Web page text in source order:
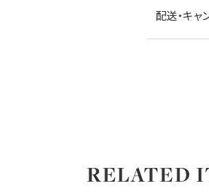
配送・キャ
RELATED